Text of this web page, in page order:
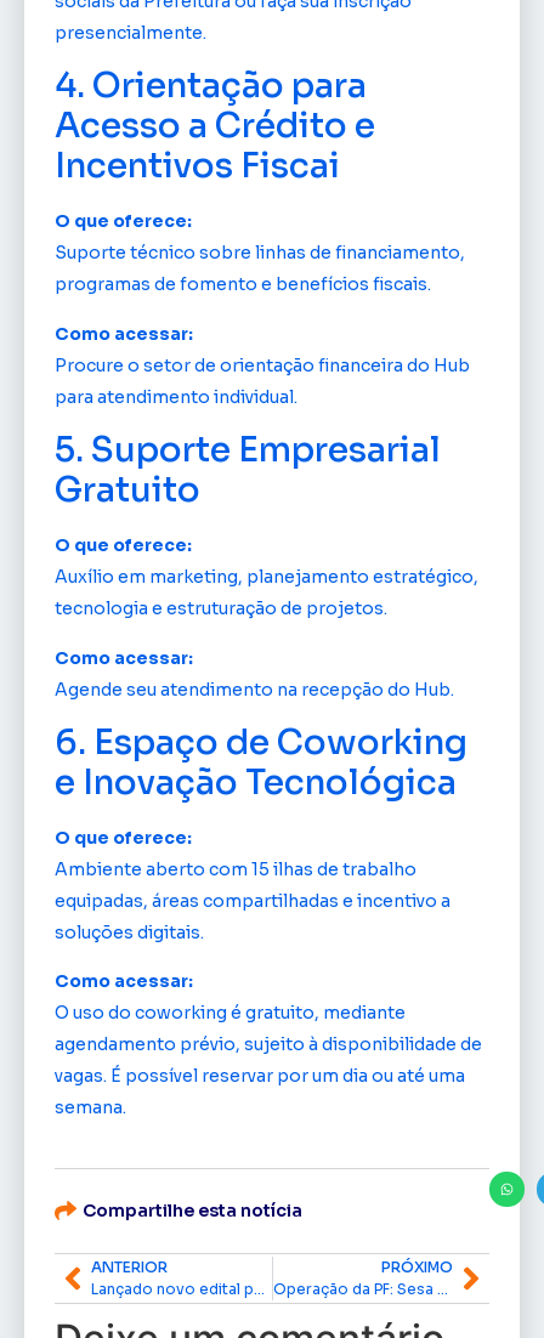
presencialmente.
4. Orientação para
Acesso a Crédito e
Incentivos Fiscai
O que oferece:
Suporte técnico sobre linhas de financiamento,
programas de fomento e benefícios fiscais.
Como acessar:
Procure o setor de orientação financeira do Hub
para atendimento individual.
5. Suporte Empresarial
Gratuito
O que oferece:
Auxílio em marketing, planejamento estratégico,
tecnologia e estruturação de projetos.
Como acessar:
Agende seu atendimento na recepção do Hub.
6. Espaço de Coworking
e Inovação Tecnológica
O que oferece:
Ambiente aberto com 15 ilhas de trabalho
equipadas, áreas compartilhadas e incentivo a
soluções digitais.
Como acessar:
O uso do coworking é gratuito, mediante
agendamento prévio, sujeito à disponibilidade de
vagas. É possível reservar por um dia ou até uma
semana.
Compartilhe esta notícia
ANTERIOR
PRÓXIMO